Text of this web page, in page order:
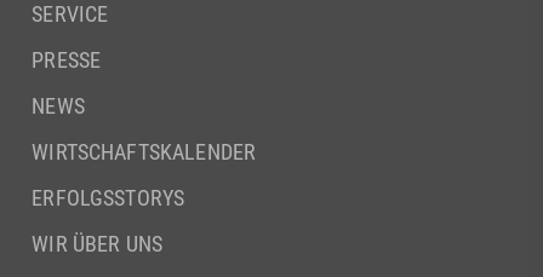
SERVICE
PRESSE
NEWS
WIRTSCHAFTSKALENDER
ERFOLGSSTORYS
WIR ÜBER UNS